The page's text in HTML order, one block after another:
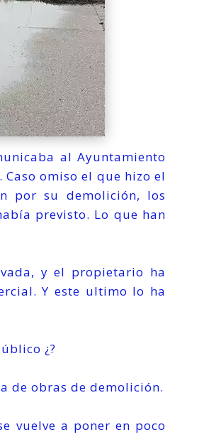
al Ayuntamiento
omiso el que hizo el
por su demolición, los
previsto. Lo que han
y el propietario ha
Y este ultimo lo ha
¿?
de obras de demolición.
vuelve a poner en poco